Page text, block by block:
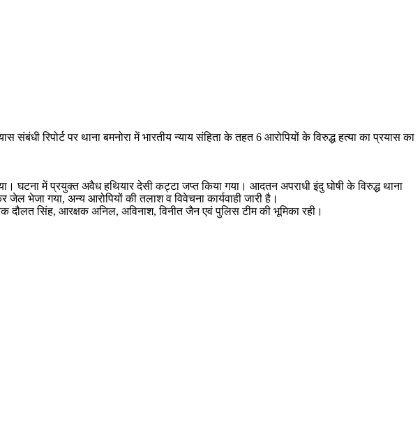
संबंधी रिपोर्ट पर थाना बमनोरा में भारतीय न्याय संहिता के तहत 6 आरोपियों के विरुद्ध हत्या का प्रयास का
घटना में प्रयुक्त अवैध हथियार देसी कट्टा जप्त किया गया। आदतन अपराधी इंदु घोषी के विरुद्ध थाना
भेजा गया, अन्य आरोपियों की तलाश व विवेचना कार्यवाही जारी है।
दौलत सिंह, आरक्षक अनिल, अविनाश, विनीत जैन एवं पुलिस टीम की भूमिका रही।